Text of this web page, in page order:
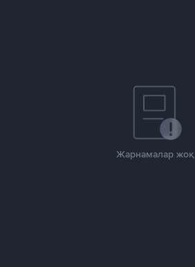
Жарнамалар жоқ